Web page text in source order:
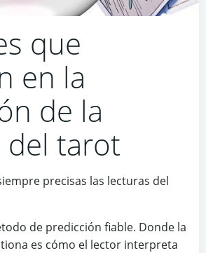
que
en la
de la
del tarot
precisas las lecturas del
de predicción fiable. Donde la
es cómo el lector interpreta